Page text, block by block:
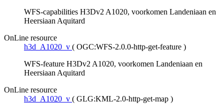
WFS-capabilities H3Dv2 A1020, voorkomen Landeniaan en
Heersiaan Aquitard
OnLine resource
h3d_A1020_v ( OGC:WFS-2.0.0-http-get-feature )
WFS-feature H3Dv2 A1020, voorkomen Landeniaan en
Heersiaan Aquitard
OnLine resource
h3d_A1020_v ( GLG:KML-2.0-http-get-map )